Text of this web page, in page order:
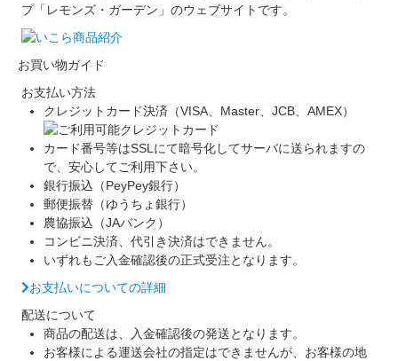
プ「レモンズ・ガーデン」のウェブサイトです。
お買い物ガイド
お支払い方法
クレジットカード決済（VISA、Master、JCB、AMEX）
カード番号等はSSLにて暗号化してサーバに送られますの
で、安心してご利用下さい。
銀行振込（PeyPey銀行）
郵便振替（ゆうちょ銀行）
農協振込（JAバンク）
コンビニ決済、代引き決済はできません。
いずれもご入金確認後の正式受注となります。
お支払いについての詳細
配送について
商品の配送は、入金確認後の発送となります。
お客様による運送会社の指定はできませんが、お客様の地